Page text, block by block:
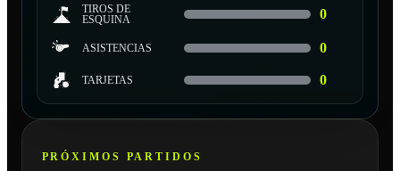
TIROS DE
ESQUINA
0
ASISTENCIAS 0
TARJETAS 0
PRÓXIMOS PARTIDOS